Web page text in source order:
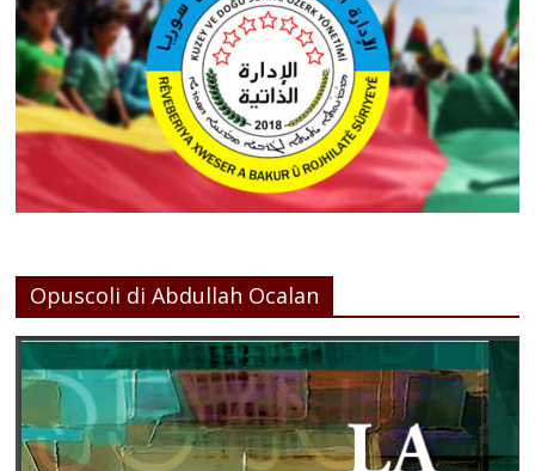
Opuscoli di Abdullah Ocalan